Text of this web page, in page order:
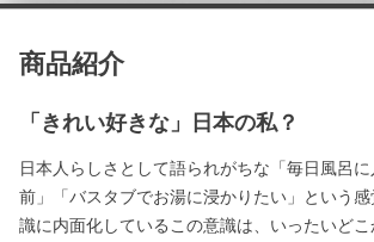
商品紹介
「きれい好きな」日本の私？
日本人らしさとして語られがちな「毎日風呂に
前」「バスタブでお湯に浸かりたい」という
識に内面化しているこの意識は、いったいどこ